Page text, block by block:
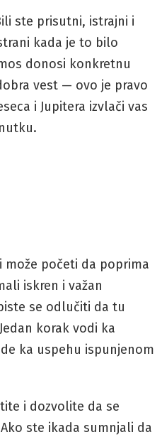
ste prisutni, istrajni i
kada je to bilo
donosi konkretnu
vest — ovo je pravo
i Jupitera izvlači vas
može početi da poprima
iskren i važan
se odlučiti da tu
korak vodi ka
ka uspehu ispunjenom
i dozvolite da se
ste ikada sumnjali da